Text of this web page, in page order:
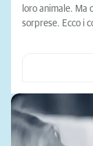
loro animale. Ma
sorprese. Ecco i